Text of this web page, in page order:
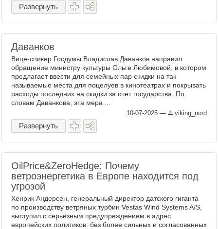
Развернуть
Даванков
Вице-спикер Госдумы Владислав Даванков направил
обращение министру культуры Ольге Любимовой, в котором
предлагает ввести для семейных пар скидки на так
называемые места для поцелуев в кинотеатрах и покрывать
расходы последних на скидки за счет государства. По
словам Даванкова, эта мера ...
10-07-2025 — viking_nord
Развернуть
OilPrice&ZeroHedge: Почему
ветроэнергетика в Европе находится под
угрозой
Хенрик Андерсен, генеральный директор датского гиганта
по производству ветряных турбин Vestas Wind Systems A/S,
выступил с серьёзным предупреждением в адрес
европейских политиков: без более сильных и согласованных